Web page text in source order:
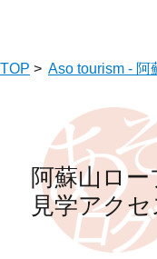
TOP > Aso tourism - 阿
阿蘇山ロ
見学アクセ